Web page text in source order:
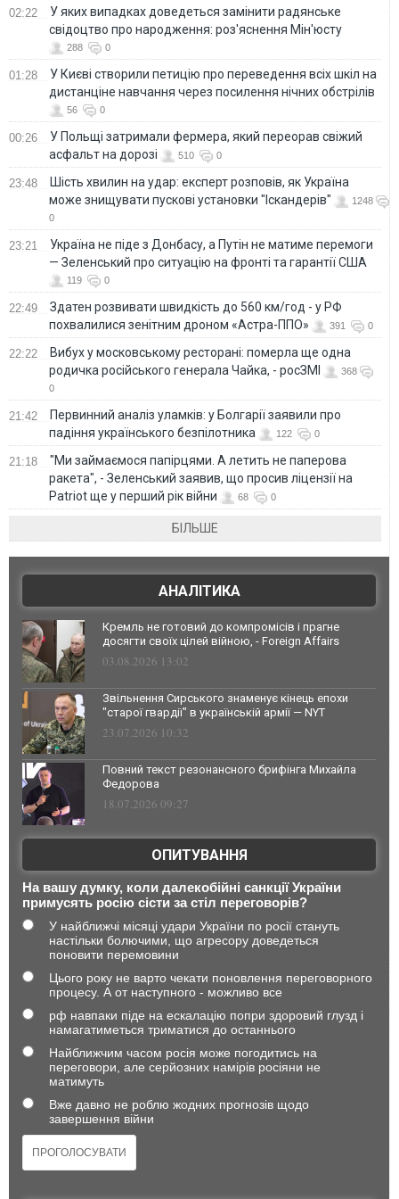
02:22
У яких випадках доведеться замінити радянське
свідоцтво про народження: роз'яснення Мін'юсту
288 0
01:28
У Києві створили петицію про переведення всіх шкіл на
дистанціне навчання через посилення нічних обстрілів
56 0
00:26
У Польщі затримали фермера, який переорав свіжий
асфальт на дорозі
510 0
23:48
Шість хвилин на удар: експерт розповів, як Україна
може знищувати пускові установки "Іскандерів"
1248
0
23:21
Україна не піде з Донбасу, а Путін не матиме перемоги
— Зеленський про ситуацію на фронті та гарантії США
119 0
22:49
Здатен розвивати швидкість до 560 км/год - у РФ
похвалилися зенітним дроном «Астра-ППО»
391 0
22:22
Вибух у московському ресторані: померла ще одна
родичка російського генерала Чайка, - росЗМІ
368
0
21:42
Первинний аналіз уламків: у Болгарії заявили про
падіння українського безпілотника
122 0
21:18
"Ми займаємося папірцями. А летить не паперова
ракета", - Зеленський заявив, що просив ліцензії на
Patriot ще у перший рік війни
68 0
БІЛЬШЕ
АНАЛІТИКА
Кремль не готовий до компромісів і прагне
досягти своїх цілей війною, - Foreign Affairs
03.08.2026 13:02
Звільнення Сирського знаменує кінець епохи
"старої гвардії" в українській армії — NYT
23.07.2026 10:32
Повний текст резонансного брифінга Михайла
Федорова
18.07.2026 09:27
ОПИТУВАННЯ
На вашу думку, коли далекобійні санкції України
примусять росію сісти за стіл переговорів?
У найближчі місяці удари України по росії стануть
настільки болючими, що агресору доведеться
поновити перемовини
Цього року не варто чекати поновлення переговорного
процесу. А от наступного - можливо все
рф навпаки піде на ескалацію попри здоровий глузд і
намагатиметься триматися до останнього
Найближчим часом росія може погодитись на
переговори, але серйозних намірів росіяни не
матимуть
Вже давно не роблю жодних прогнозів щодо
завершення війни